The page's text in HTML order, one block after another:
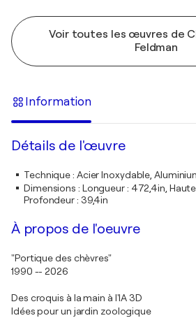
Voir toutes les œuvres de
Feldman
Information
Détails de l'œuvre
Technique: Acier Inoxydable,
Dimensions : Longueur : 472,4in,
Profondeur : 39,4in
À propos de l'oeuvre
"Portique des chèvres"
1990 -- 2026
Des croquis à la main à l'IA 3D
Idées pour un jardin zoologique